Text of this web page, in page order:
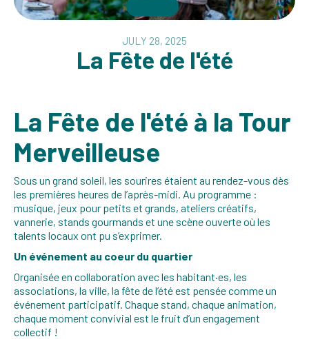
JULY 28, 2025
La Fête de l'été
La Fête de l'été à la Tour
Merveilleuse
Sous un grand soleil, les sourires étaient au rendez-vous dès
les premières heures de l’après-midi. Au programme :
musique, jeux pour petits et grands, ateliers créatifs,
vannerie, stands gourmands et une scène ouverte où les
talents locaux ont pu s’exprimer.
Un événement au coeur du quartier
Organisée en collaboration avec les habitant·es, les
associations, la ville, la fête de l’été est pensée comme un
événement participatif. Chaque stand, chaque animation,
chaque moment convivial est le fruit d’un engagement
collectif !